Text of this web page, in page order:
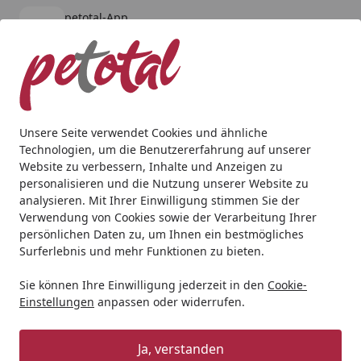
Unsere Seite verwendet Cookies und ähnliche
Technologien, um die Benutzererfahrung auf unserer
Website zu verbessern, Inhalte und Anzeigen zu
personalisieren und die Nutzung unserer Website zu
analysieren. Mit Ihrer Einwilligung stimmen Sie der
Verwendung von Cookies sowie der Verarbeitung Ihrer
persönlichen Daten zu, um Ihnen ein bestmögliches
Surferlebnis und mehr Funktionen zu bieten.
Sie können Ihre Einwilligung jederzeit in den Cookie-
Einstellungen anpassen oder widerrufen.
Ja, verstanden
petotal-App
kostenlos - Im App Store
Alle Produkte
Mein Konto
Suchen
Startseite
Hund Hundenassfutter HAPPY DOG HAPPY DOG 200
HAPPY DOG 200 Gramm
Hundenassfutter